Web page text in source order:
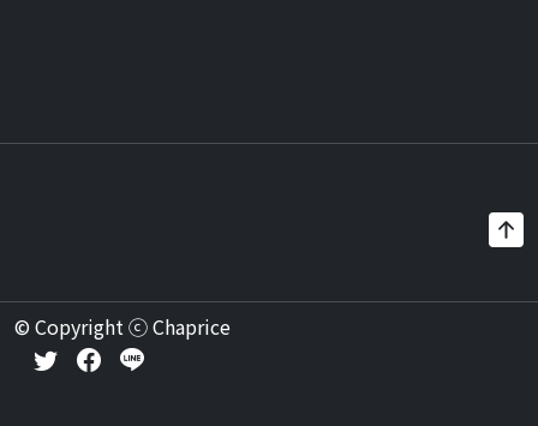
© Copyright ⓒ Chaprice